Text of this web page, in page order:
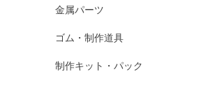
金属パーツ
ゴム・制作道具
制作キット・パック